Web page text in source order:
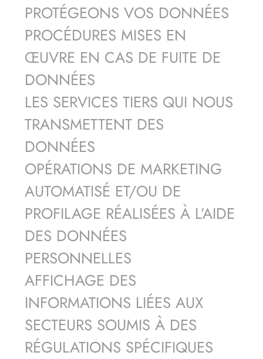
PROTÉGEONS VOS DONNÉES
PROCÉDURES MISES EN
ŒUVRE EN CAS DE FUITE DE
DONNÉES
LES SERVICES TIERS QUI NOUS
TRANSMETTENT DES
DONNÉES
OPÉRATIONS DE MARKETING
AUTOMATISÉ ET/OU DE
PROFILAGE RÉALISÉES À L’AIDE
DES DONNÉES
PERSONNELLES
AFFICHAGE DES
INFORMATIONS LIÉES AUX
SECTEURS SOUMIS À DES
RÉGULATIONS SPÉCIFIQUES